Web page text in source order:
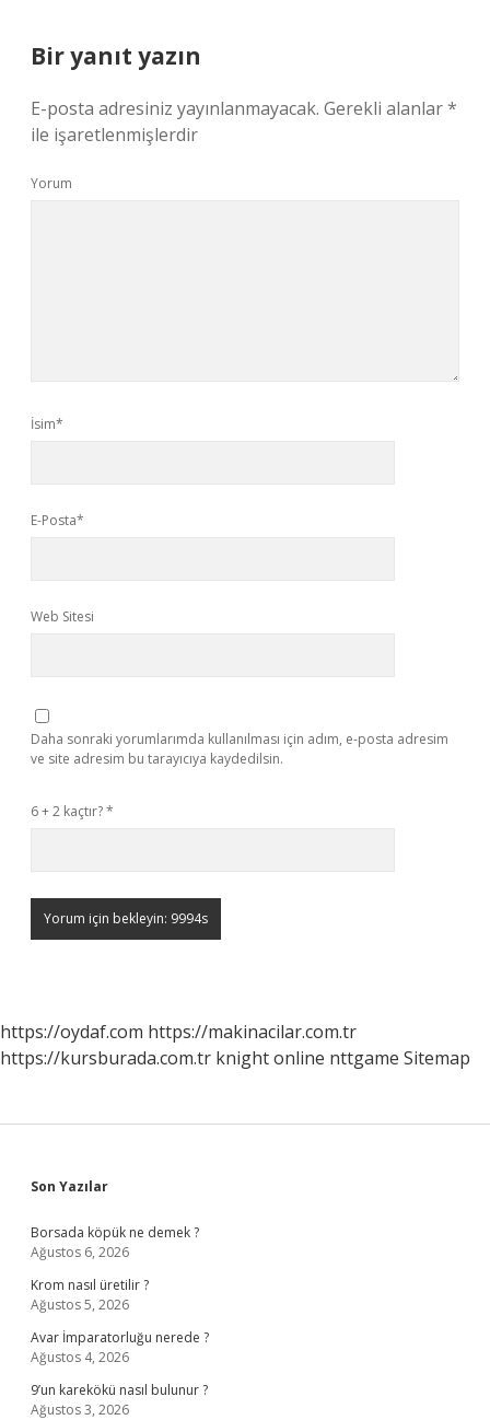
Bir yanıt yazın
E-posta adresiniz yayınlanmayacak. Gerekli alanlar*
ile işaretlenmişlerdir
Yorum
İsim*
E-Posta*
Web Sitesi
Daha sonraki yorumlarımda kullanılması için adım, e-posta adresim
ve site adresim bu tarayıcıya kaydedilsin.
6 + 2 kaçtır?*
https://oydaf.com https://makinacilar.com.tr
https://kursburada.com.tr knight online nttgame Sitemap
Sidebar
Son Yazılar
Borsada köpük ne demek ?
Ağustos 6, 2026
Krom nasıl üretilir ?
Ağustos 5, 2026
Avar İmparatorluğu nerede ?
Ağustos 4, 2026
9’un karekökü nasıl bulunur ?
Ağustos 3, 2026